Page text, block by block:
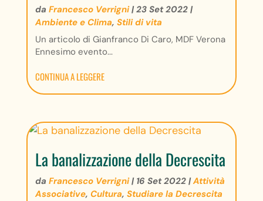
da Francesco Verrigni|23 Set 2022|
Ambiente e Clima, Stili di vita
Un articolo di Gianfranco Di Caro, MDF Verona
Ennesimo evento...
CONTINUA A LEGGERE
La banalizzazione della Decrescita
da Francesco Verrigni| 16 Set 2022|Attività
Associative, Cultura, Studiare la Decrescita